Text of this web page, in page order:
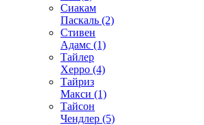
Сиакам
Паскаль (2)
Стивен
Адамс (1)
Тайлер
Херро (4)
Тайриз
Макси (1)
Тайсон
Чендлер (5)